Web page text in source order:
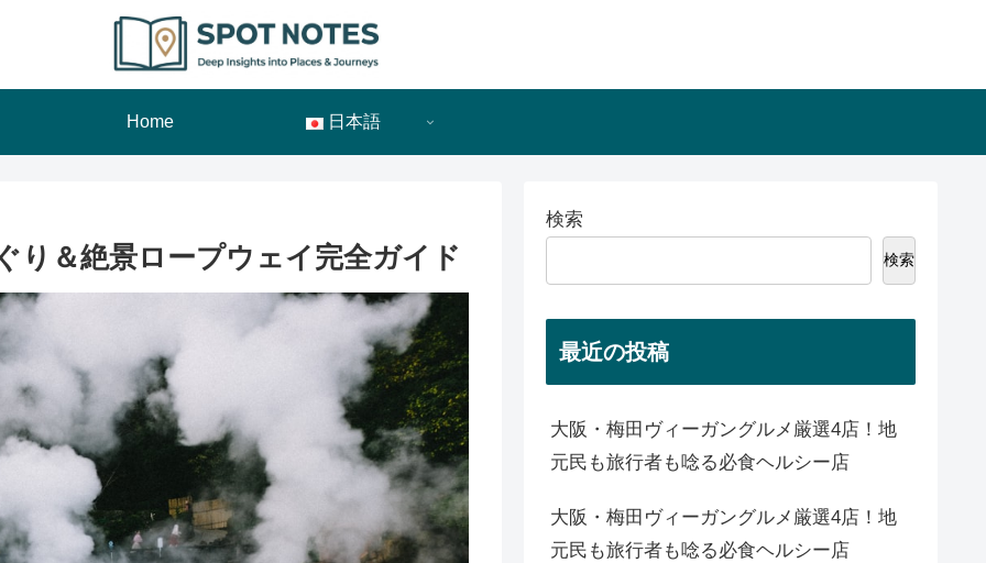
Home 日本語
り＆絶景ロープウェイ完全ガイド
検索
検索
最近の投稿
大阪・梅田ヴィーガングルメ厳選4店！地
元民も旅行者も唸る必食ヘルシー店
大阪・梅田ヴィーガングルメ厳選4店！地
元民も旅行者も唸る必食ヘルシー店